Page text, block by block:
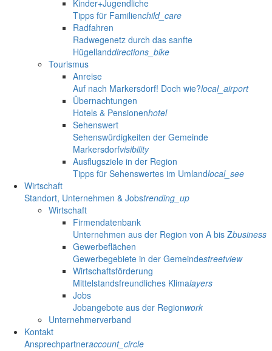
Kinder+Jugendliche
Tipps für Familienchild_care
Radfahren
Radwegenetz durch das sanfte
Hügellanddirections_bike
Tourismus
Anreise
Auf nach Markersdorf! Doch wie?local_airport
Übernachtungen
Hotels & Pensionenhotel
Sehenswert
Sehenswürdigkeiten der Gemeinde
Markersdorfvisibility
Ausflugsziele in der Region
Tipps für Sehenswertes im Umlandlocal_see
Wirtschaft
Standort, Unternehmen & Jobstrending_up
Wirtschaft
Firmendatenbank
Unternehmen aus der Region von A bis Zbusiness
Gewerbeflächen
Gewerbegebiete in der Gemeindestreetview
Wirtschaftsförderung
Mittelstandsfreundliches Klimalayers
Jobs
Jobangebote aus der Regionwork
Unternehmerverband
Kontakt
Ansprechpartneraccount_circle